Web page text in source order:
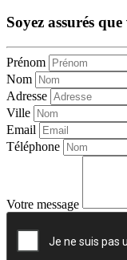
Soyez assurés
Prénom
Nom
Adresse
Ville
Email
Téléphone
Votre message